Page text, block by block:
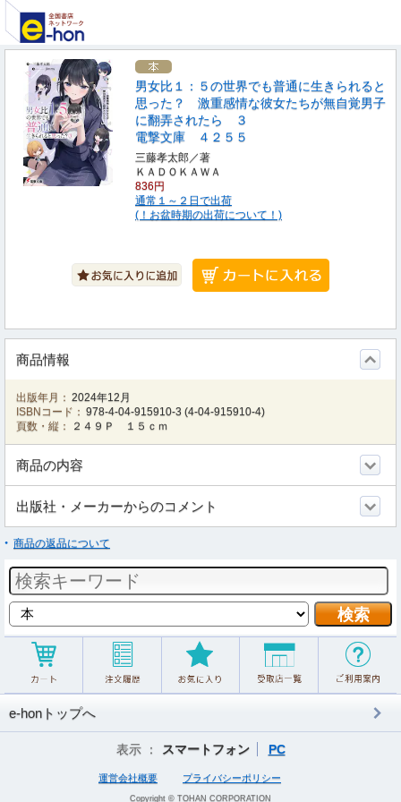
男女比１：５の世界でも普通に生きられると
思った？ 激重感情な彼女たちが無自覚男子
に翻弄されたら ３
電撃文庫 ４２５５
三藤孝太郎／著
ＫＡＤＯＫＡＷＡ
836円
通常１～２日で出荷
(！お盆時期の出荷について！)
商品情報
出版年月： 2024年12月
ISBNコード： 978-4-04-915910-3 (4-04-915910-4)
頁数・縦：
２４９Ｐ １５ｃｍ
商品の内容
出版社・メーカーからのコメント
商品の返品について
e-honトップへ
表示 ： スマートフォン PC
運営会社概要 プライバシーポリシー
Copyright © TOHAN CORPORATION